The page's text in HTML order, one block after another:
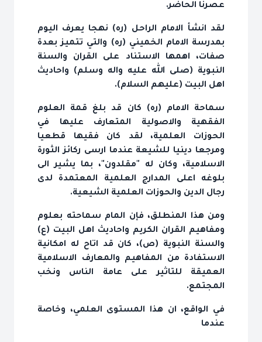
عصرنا الحاضر.
لقد انشأ الامام الراحل (ره) نهجا يعرف اليوم
بمدرسة الامام الخميني (ره) والتي تتميز بعدة
صفات، اهمها الاستناد على القران والسنة
النبوية (صلى الله عليه واله وسلم) واحاديث
اهل البيت (عليهم السلام).
سماحة الامام (ره) كان قد بلغ قمة العلوم
الفقهية والاصولية المتعارف عليها في
الحوزات العلمية، لقد كان فقيها قطعيا
ومرجعا دينيا للشيعة عندما ارسى ركائز الثورة
الاسلامية، وكان له "مقلدون"، بما يشير الى
بلوغه اعلى المدارج العلمية المعتمدة لدى
رجال الدين والحوزات العلمية الشيعية.
ومن هذا المنطلق، فإن المام سماحته بعلوم
ومفاهيم القران الكريم واحاديث اهل البيت (ع)
والسنة النبوية (ص)، كان قد اتاح له امكانية
الاستفادة من المفاهيم والمعارف الاسلامية
العميقة للتاثير على عامة الناس ونخب
المجتمع.
في الواقع، ان هذا المستوى العلمي، وخاصة
عندما